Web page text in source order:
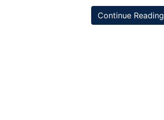
Continue Reading